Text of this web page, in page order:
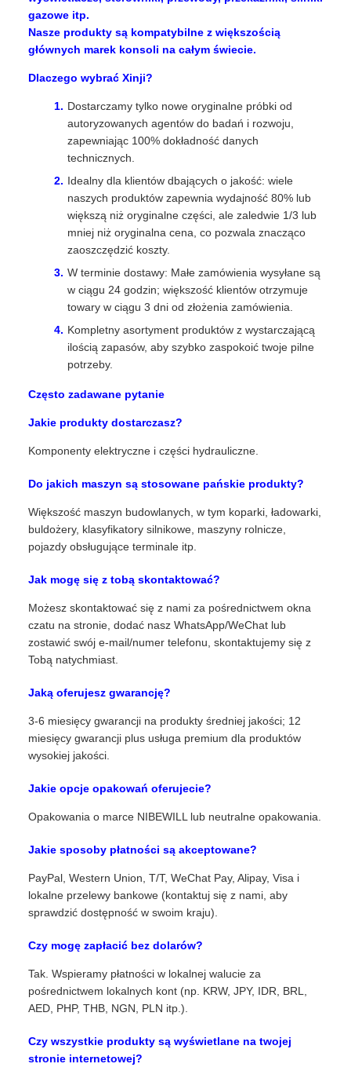
gazowe itp.
Nasze produkty są kompatybilne z większością
głównych marek konsoli na całym świecie.
Dlaczego wybrać Xinji?
Dostarczamy tylko nowe oryginalne próbki od
autoryzowanych agentów do badań i rozwoju,
zapewniając 100% dokładność danych
technicznych.
Idealny dla klientów dbających o jakość: wiele
naszych produktów zapewnia wydajność 80% lub
większą niż oryginalne części, ale zaledwie 1/3 lub
mniej niż oryginalna cena, co pozwala znacząco
zaoszczędzić koszty.
W terminie dostawy: Małe zamówienia wysyłane są
w ciągu 24 godzin; większość klientów otrzymuje
towary w ciągu 3 dni od złożenia zamówienia.
Kompletny asortyment produktów z wystarczającą
ilością zapasów, aby szybko zaspokoić twoje pilne
potrzeby.
Często zadawane pytanie
Jakie produkty dostarczasz?
Komponenty elektryczne i części hydrauliczne.
Do jakich maszyn są stosowane pańskie produkty?
Większość maszyn budowlanych, w tym koparki, ładowarki,
buldożery, klasyfikatory silnikowe, maszyny rolnicze,
pojazdy obsługujące terminale itp.
Jak mogę się z tobą skontaktować?
Możesz skontaktować się z nami za pośrednictwem okna
czatu na stronie, dodać nasz WhatsApp/WeChat lub
zostawić swój e-mail/numer telefonu, skontaktujemy się z
Tobą natychmiast.
Jaką oferujesz gwarancję?
3-6 miesięcy gwarancji na produkty średniej jakości; 12
miesięcy gwarancji plus usługa premium dla produktów
wysokiej jakości.
Jakie opcje opakowań oferujecie?
Opakowania o marce NIBEWILL lub neutralne opakowania.
Jakie sposoby płatności są akceptowane?
PayPal, Western Union, T/T, WeChat Pay, Alipay, Visa i
lokalne przelewy bankowe (kontaktuj się z nami, aby
sprawdzić dostępność w swoim kraju).
Czy mogę zapłacić bez dolarów?
Tak. Wspieramy płatności w lokalnej walucie za
pośrednictwem lokalnych kont (np. KRW, JPY, IDR, BRL,
AED, PHP, THB, NGN, PLN itp.).
Czy wszystkie produkty są wyświetlane na twojej
stronie internetowej?